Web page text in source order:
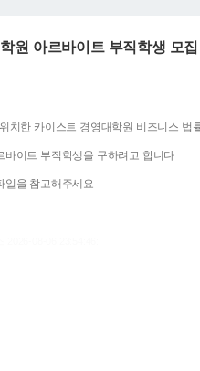
원 아르바이트 부직학생 모집
치한 카이스트 경영대학원 비즈니스 법
바이트 부직학생을 구하려고 합니다
일을 참고해주세요